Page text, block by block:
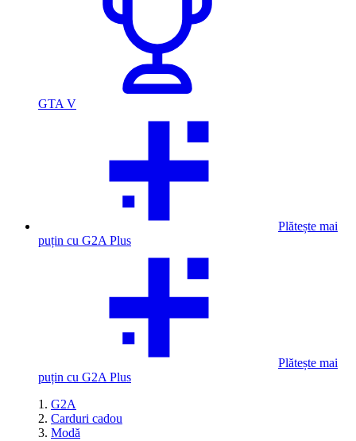
GTA V
Plătește mai
puțin cu G2A Plus
Plătește mai
puțin cu G2A Plus
G2A
Carduri cadou
Modă